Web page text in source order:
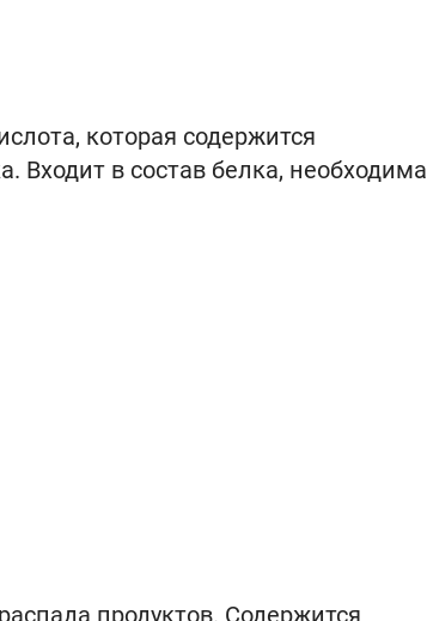
которая содержится
Входит в состав белка, необходима
продуктов. Содержится